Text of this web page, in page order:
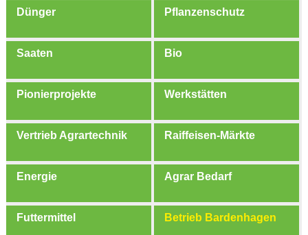
Dünger Pflanzenschutz
Saaten Bio
Pionierprojekte Werkstätten
Vertrieb Agrartechnik Raiffeisen-Märkte
Energie Agrar Bedarf
Futtermittel Betrieb Bardenhagen